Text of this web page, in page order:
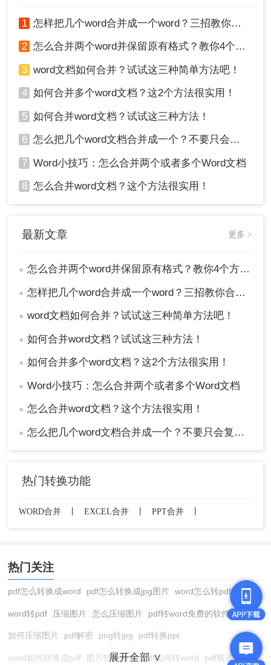
1 怎样把几个word合并成一个word？三招教你合并word！
2 怎么合并两个word并保留原有格式？教你4个方法！
3 word文档如何合并？试试这三种简单方法吧！
4 如何合并多个word文档？这2个方法很实用！
5 如何合并word文档？试试这三种方法！
6 怎么把几个word文档合并成一个？不要只会复制黏贴，这样做1分钟就搞定
7 Word小技巧：怎么合并两个或者多个Word文档
8 怎么合并word文档？这个方法很实用！
最新文章 更多 >
● 怎么合并两个word并保留原有格式？教你4个方法！
● 怎样把几个word合并成一个word？三招教你合并word！
● word文档如何合并？试试这三种简单方法吧！
● 如何合并word文档？试试这三种方法！
● 如何合并多个word文档？这2个方法很实用！
● Word小技巧：怎么合并两个或者多个Word文档
● 怎么合并word文档？这个方法很实用！
● 怎么把几个word文档合并成一个？不要只会复制黏贴，这样做1分钟就搞定
热门转换功能
WORD合并 EXCEL合并 PPT合并
热门关注
pdf怎么转换成word pdf怎么转换成jpg图片 word怎么转pdf
word转pdf 压缩图片 怎么压缩图片 pdf转word免费的软件
如何压缩图片 pdf解密 png转jpg pdf转换ppt
word如何转换成pdf 图片转换格式 pdf如何转word pdf格式转换
展开全部 ∨